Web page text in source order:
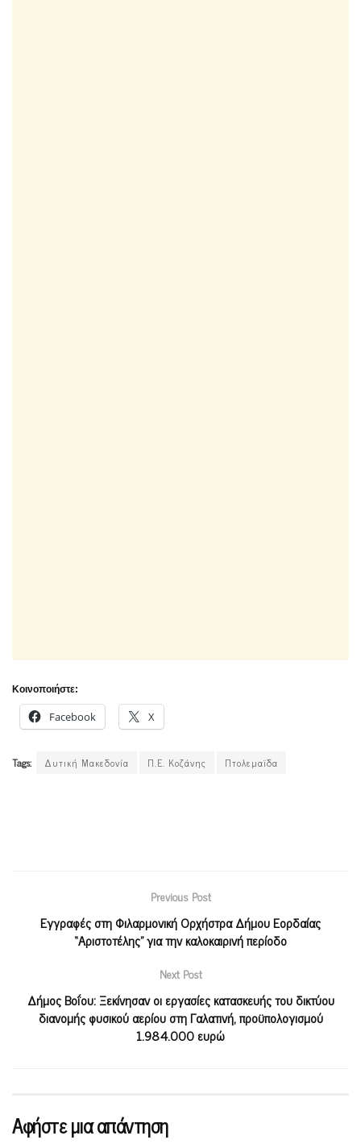
Κοινοποιήστε:
Facebook X
Tags: Δυτική Μακεδονία Π.Ε. Κοζάνης Πτολεμαϊδα
Previous Post
Εγγραφές στη Φιλαρμονική Ορχήστρα Δήμου Εορδαίας
“Αριστοτέλης” για την καλοκαιρινή περίοδο
Next Post
Δήμος Βοΐου: Ξεκίνησαν οι εργασίες κατασκευής του δικτύου
διανομής φυσικού αερίου στη Γαλατινή, προϋπολογισμού
1.984.000 ευρώ
Αφήστε μια απάντηση